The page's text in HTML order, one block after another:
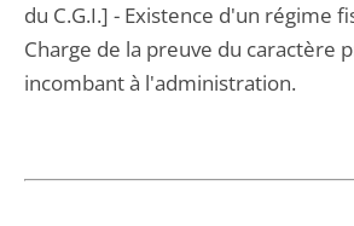
du C.G.I.] - Existence d'un régime
Charge de la preuve du caractère
incombant à l'administration.